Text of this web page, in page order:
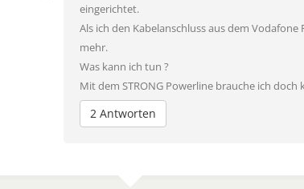
eingerichtet.
Als ich den Kabelanschluss aus dem
mehr.
Was kann ich tun ?
Mit dem STRONG Powerline brauche ich doch
2 Antworten